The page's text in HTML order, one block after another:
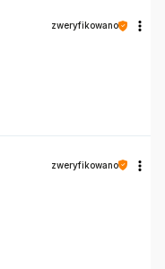
zweryfikowano
zweryfikowano